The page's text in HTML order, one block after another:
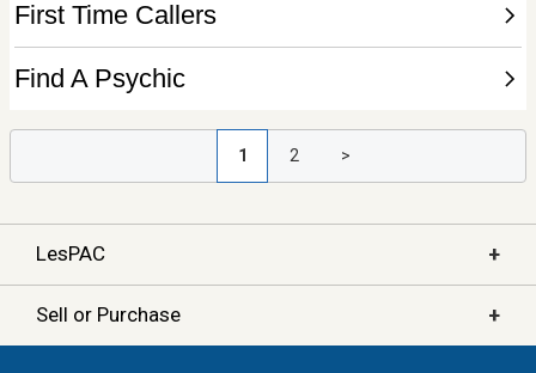
1 2 >
LesPAC +
Sell or Purchase +